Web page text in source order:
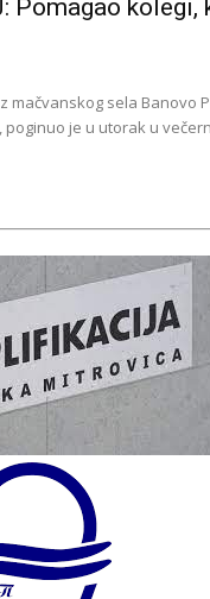
Pomagao kolegi,
mačvanskog sela Banovo
poginuo je u utorak u